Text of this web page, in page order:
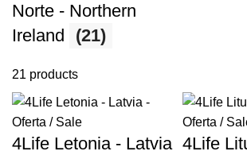
Norte - Northern
Ireland
(21)
21 products
4Life Letonia - Latvia 4Life